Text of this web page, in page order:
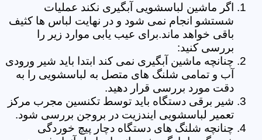
اگر ماشین لباسشویی آبگیری نکند عملیات
شستشو انجام نمی شود و در نهایت لباس ها کثیف
باقی خواهد ماند.برای عیب یابی موارد زیر را
بررسی کنید:
چنانچه ماشین آبگیری نمی کند ابتدا باید شیر ورودی
آب و تمامی شلنگ های متصل به لباسشویی را به
دقت مورد بررسی قرار دهید.
شیر برقی دستگاه باید توسط تکنسین مجرب مرکز
تعمیر لباسشویی ایندزیت در بروجن بررسی شود.
چنانچه شلنگ های دستگاه دچار پیچ خوردگی